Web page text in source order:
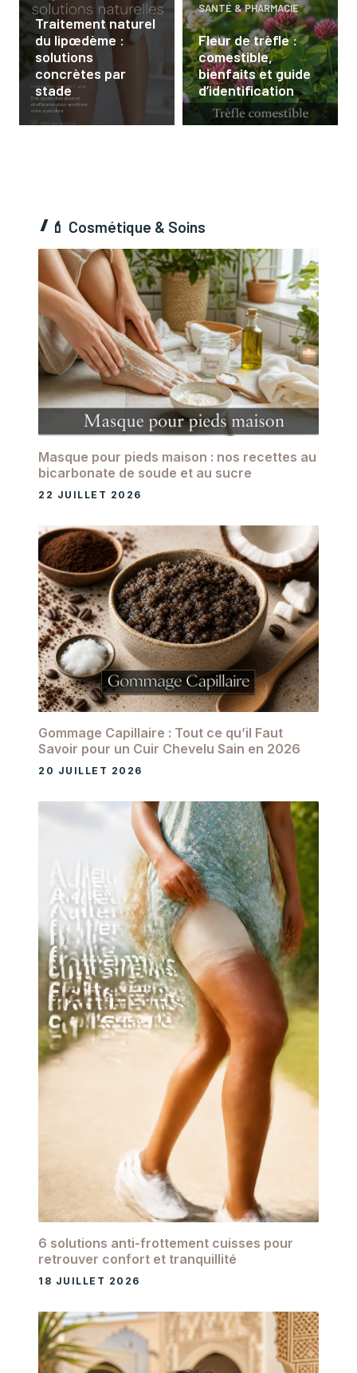
Traitement naturel
du lipœdème :
solutions
concrètes par
stade
SANTÉ & PHARMACIE
Fleur de trèfle :
comestible,
bienfaits et guide
d’identification
💄 Cosmétique & Soins
Masque pour pieds maison : nos recettes au
bicarbonate de soude et au sucre
22 JUILLET 2026
Gommage Capillaire : Tout ce qu’il Faut
Savoir pour un Cuir Chevelu Sain en 2026
20 JUILLET 2026
6 solutions anti-frottement cuisses pour
retrouver confort et tranquillité
18 JUILLET 2026